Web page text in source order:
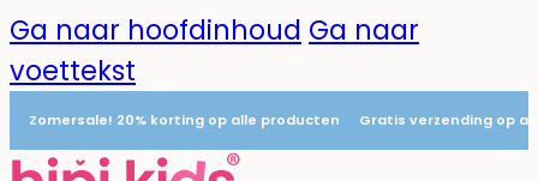
Ga naar hoofdinhoud Ga naar
voettekst
Zomersale! 20% korting op alle producten Gratis verzending op